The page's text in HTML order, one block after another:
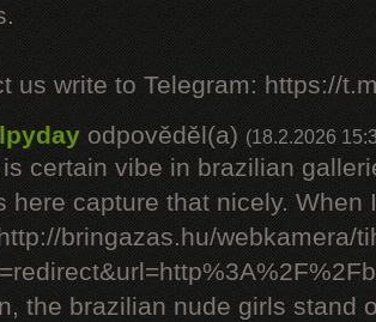
us write to Telegram: https://
odpověděl(a) (18.2.2026
certain vibe in brazilian
here capture that nicely. When
bringazas.hu/webkamera/
the brazilian nude girls stand